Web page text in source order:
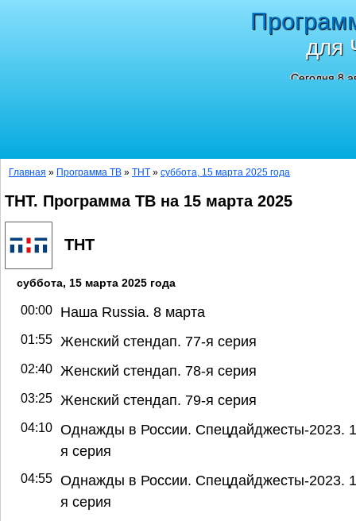
для
Сегодня 8
Главная » Программа ТВ » ТНТ » суббота, 15 марта 2025 года
ТНТ. Программа ТВ на 15 марта 2025
ТНТ
суббота, 15 марта 2025 года
00:00 Наша Russia. 8 марта
01:55 Женский стендап. 77-я серия
02:40 Женский стендап. 78-я серия
03:25 Женский стендап. 79-я серия
04:10 Однажды в России. Спецдайджесты-2023.
я серия
04:55 Однажды в России. Спецдайджесты-2023.
я серия